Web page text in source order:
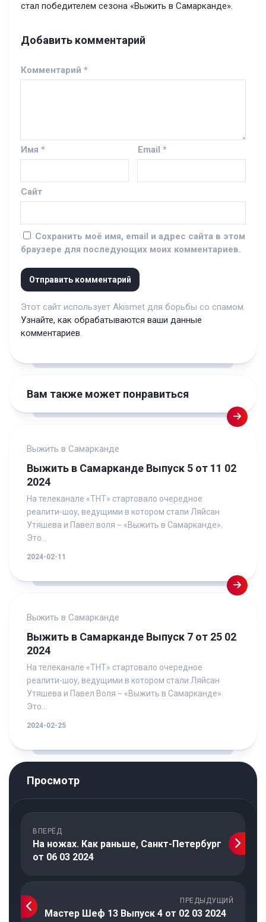
стал победителем сезона «Выжить в Самарканде».
Добавить комментарий
Комментарий *
Имя * Email *
Сайт
Сохранить моё имя, email и адрес сайта в этом
браузере для последующих моих комментариев.
Этот сайт использует Akismet для борьбы со спамом.
Узнайте, как обрабатываются ваши данные
комментариев.
Вам также может понравиться
Выжить в Самарканде
Выжить в Самарканде Выпуск 5 от 11 02
2024
На телеканале «ТНТ» стартовало очередное
реалити-шоу, ведущими в котором стали Ляйсан
Утяшева и Павел воля − «Выжить в Самарканде».
Это...
2024-02-11
Выжить в Самарканде
Выжить в Самарканде Выпуск 7 от 25 02
2024
На телеканале «ТНТ» стартовало очередное
реалити-шоу, ведущими в котором стали Ляйсан
Утяшева и Павел Воля − «Выжить в Самарканде».
Это...
2024-02-25
Просмотр
ВПЕРЁД
На ножах. Как раньше, Санкт-Петербург
от 06 03 2024
ПРЕДЫДУЩИЙ
Мастер Шеф 13 Выпуск 4 от 02 03 2024